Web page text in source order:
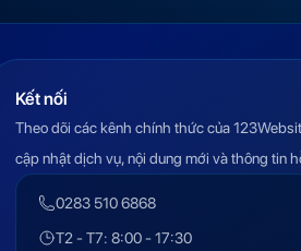
Kết nối
Theo dõi các kênh chính thức của
cập nhật dịch vụ, nội dung mới và thông tin
0283 510 6868
T2 - T7: 8:00 - 17:30